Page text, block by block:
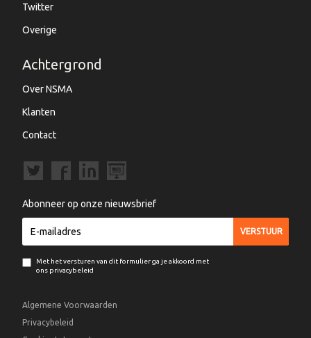
Twitter
Overige
Achtergrond
Over NSMA
Klanten
Contact
Abonneer op onze nieuwsbrief
Met het versturen van dit formulier ga je akkoord met
ons privacybeleid
Algemene Voorwaarden
Privacybeleid